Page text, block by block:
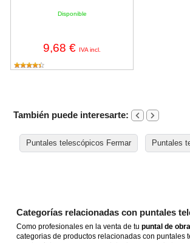
Disponible
9,68 € IVA incl.
También puede interesarte:
Puntales telescópicos Fermar Puntales
Categorías relacionadas con puntales
Como profesionales en la venta de tupuntal de
categorias de productos relacionadas con puntales